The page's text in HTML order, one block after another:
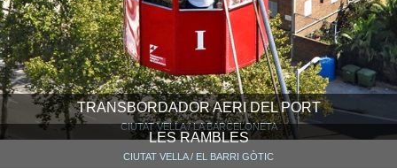
TRANSBORDADOR AERI DEL PORT
CIUTAT VELLA / LA BARCELONETA
LES RAMBLES
CIUTAT VELLA / EL BARRI GÒTIC